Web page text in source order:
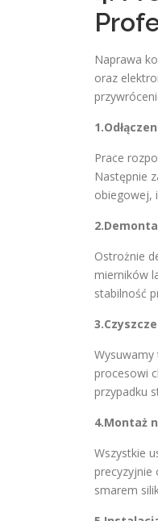
Naprawa
oraz
Prace
Następnie
obiegowej,
Ostrożnie
mierników
stabilność
procesowi
przypadku
4.Montaż
Wszystkie
precyzyjnie
smarem